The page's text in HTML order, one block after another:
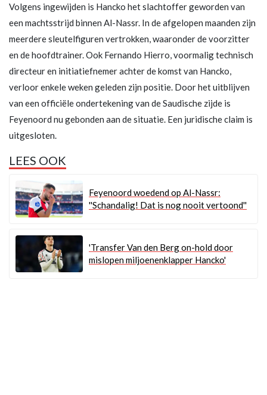
Volgens ingewijden is Hancko het slachtoffer geworden van
een machtsstrijd binnen Al-Nassr. In de afgelopen maanden zijn
meerdere sleutelfiguren vertrokken, waaronder de voorzitter
en de hoofdtrainer. Ook Fernando Hierro, voormalig technisch
directeur en initiatiefnemer achter de komst van Hancko,
verloor enkele weken geleden zijn positie. Door het uitblijven
van een officiële ondertekening van de Saudische zijde is
Feyenoord nu gebonden aan de situatie. Een juridische claim is
uitgesloten.
LEES OOK
Feyenoord woedend op Al-Nassr:
''Schandalig! Dat is nog nooit vertoond''
'Transfer Van den Berg on-hold door
mislopen miljoenenklapper Hancko'